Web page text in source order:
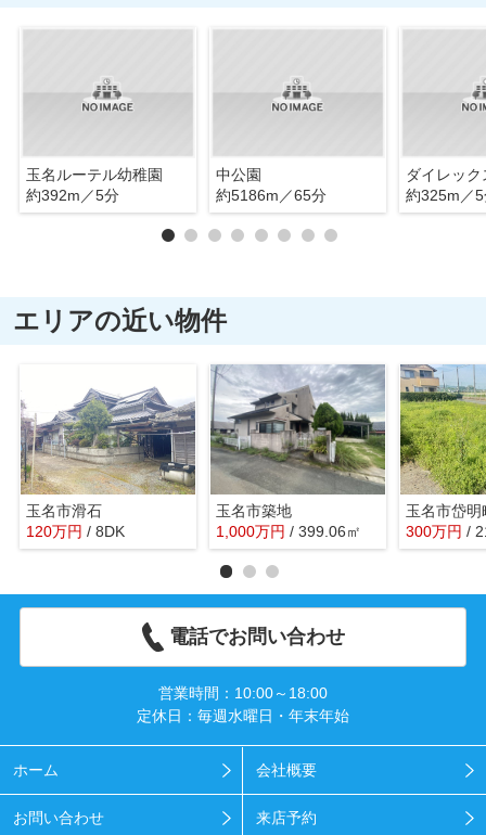
玉名ルーテル幼稚園
約392m／5分
中公園
約5186m／65分
約325m／
エリアの近い物件
玉名市滑石
120万円 / 8DK
玉名市築地
1,000万円 / 399.06㎡
玉名市岱明
300万円 /
電話でお問い合わせ
営業時間：10:00～18:00
定休日：毎週水曜日・年末年始
ホーム 会社概要
お問い合わせ 来店予約